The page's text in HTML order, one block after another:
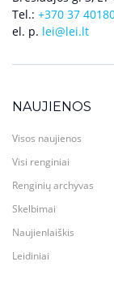
Tel.: +370 37
el. p. lei@lei.lt
NAUJIENOS
Visos naujienos
Visi renginiai
Renginių archyvas
Skelbimai
Naujienlaiškis
Leidiniai